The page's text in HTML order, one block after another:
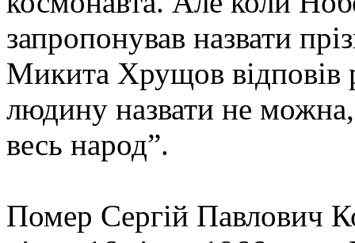
запропонував назвати
Микита Хрущов відповів
людину назвати не
весь народ”.
Помер Сергій Павлович